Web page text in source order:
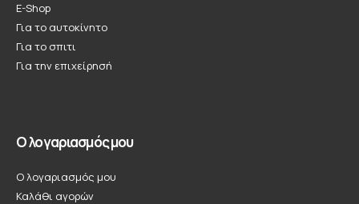
E-Shop
Για το αυτοκίνητο
Για το σπιτι
Για την επιχείρησή
Ο λογαριασμός μου
Ο λογαριασμός μου
Καλάθι αγορών